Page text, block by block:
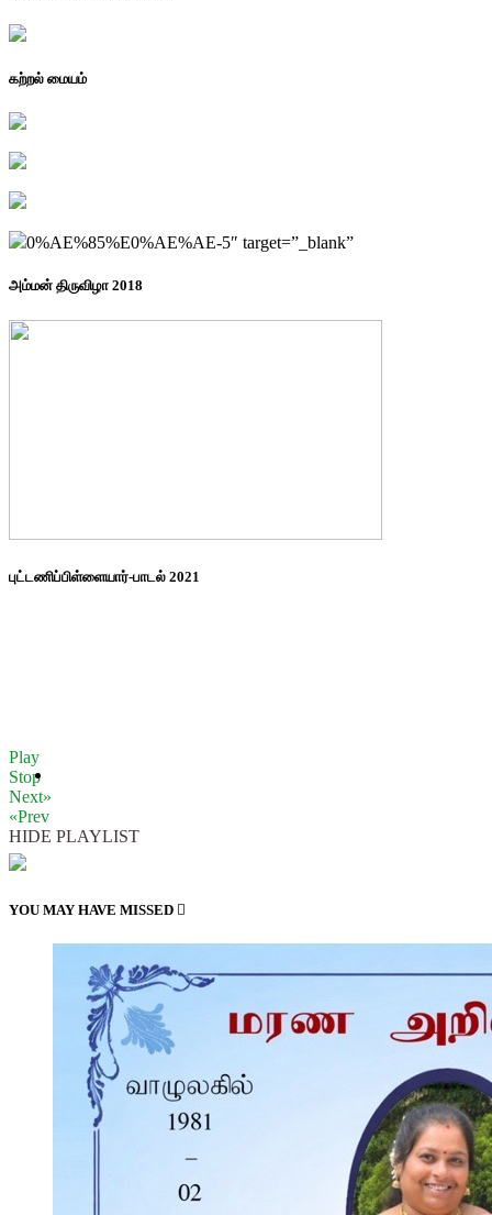
கற்றல் மையம்
0%AE%85%E0%AE%AE-5″ target=”_blank”
அம்மன் திருவிழா 2018
புட்டணிப்பிள்ளையார்-பாடல் 2021
Play
Stop
Next»
«Prev
HIDE PLAYLIST
YOU MAY HAVE MISSED